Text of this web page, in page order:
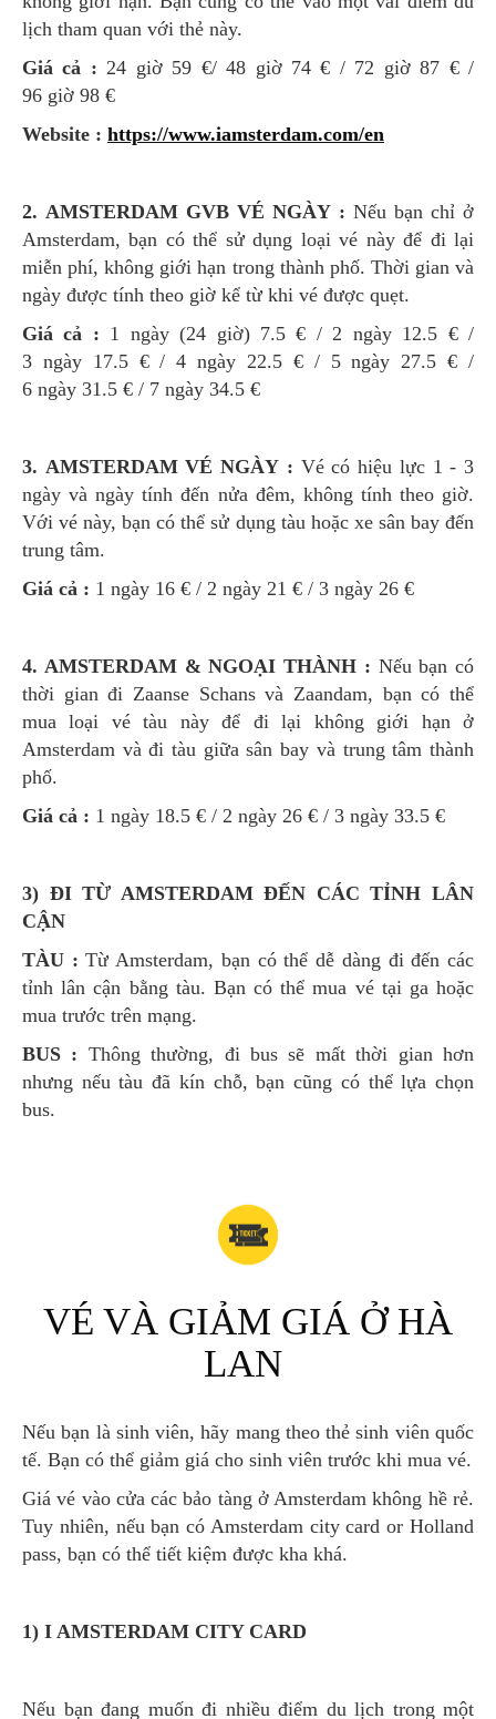
lịch tham quan với thẻ này.
Giá cả : 24 giờ 59 €/ 48 giờ 74 € / 72 giờ 87 € /
96 giờ 98 €
Website : https://www.iamsterdam.com/en
2. AMSTERDAM GVB VÉ NGÀY : Nếu bạn chỉ ở
Amsterdam, bạn có thể sử dụng loại vé này để đi lại
miễn phí, không giới hạn trong thành phố. Thời gian và
ngày được tính theo giờ kể từ khi vé được quẹt.
Giá cả : 1 ngày (24 giờ) 7.5 € / 2 ngày 12.5 € /
3 ngày 17.5 € / 4 ngày 22.5 € / 5 ngày 27.5 € /
6 ngày 31.5 € / 7 ngày 34.5 €
3. AMSTERDAM VÉ NGÀY : Vé có hiệu lực 1 - 3
ngày và ngày tính đến nửa đêm, không tính theo giờ.
Với vé này, bạn có thể sử dụng tàu hoặc xe sân bay đến
trung tâm.
Giá cả : 1 ngày 16 € / 2 ngày 21 € / 3 ngày 26 €
4. AMSTERDAM & NGOẠI THÀNH : Nếu bạn có
thời gian đi Zaanse Schans và Zaandam, bạn có thể
mua loại vé tàu này để đi lại không giới hạn ở
Amsterdam và đi tàu giữa sân bay và trung tâm thành
phố.
Giá cả : 1 ngày 18.5 € / 2 ngày 26 € / 3 ngày 33.5 €
3) ĐI TỪ AMSTERDAM ĐẾN CÁC TỈNH LÂN
CẬN
TÀU :Từ Amsterdam, bạn có thể dễ dàng đi đến các
tỉnh lân cận bằng tàu. Bạn có thể mua vé tại ga hoặc
mua trước trên mạng.
BUS : Thông thường, đi bus sẽ mất thời gian hơn
nhưng nếu tàu đã kín chỗ, bạn cũng có thể lựa chọn
bus.
VÉ VÀ GIẢM GIÁ Ở HÀ
LAN
Nếu bạn là sinh viên, hãy mang theo thẻ sinh viên quốc
tế. Bạn có thể giảm giá cho sinh viên trước khi mua vé.
Giá vé vào cửa các bảo tàng ở Amsterdam không hề rẻ.
Tuy nhiên, nếu bạn có Amsterdam city card or Holland
pass, bạn có thể tiết kiệm được kha khá.
1) I AMSTERDAM CITY CARD
Nếu bạn đang muốn đi nhiều điểm du lịch trong một